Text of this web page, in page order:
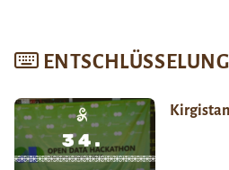
ENTSCHLÜSSELUNG